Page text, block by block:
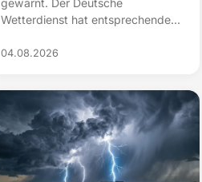
Wetterdienst hat entsprechende...
04.08.2026